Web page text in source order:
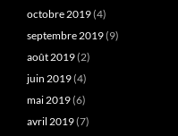
octobre 2019(4)
septembre 2019(9)
août 2019(2)
juin 2019(4)
mai 2019(6)
avril 2019(7)